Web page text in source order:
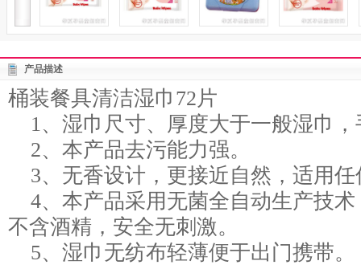
产品描述
桶装餐具清洁湿巾72片
1、湿巾尺寸、厚度大于一般湿巾，
2、本产品去污能力强。
3、无香设计，更接近自然，适用任
4、本产品采用无菌全自动生产技
不含酒精，安全无刺激。
5、湿巾无纺布轻薄便于出门携带。